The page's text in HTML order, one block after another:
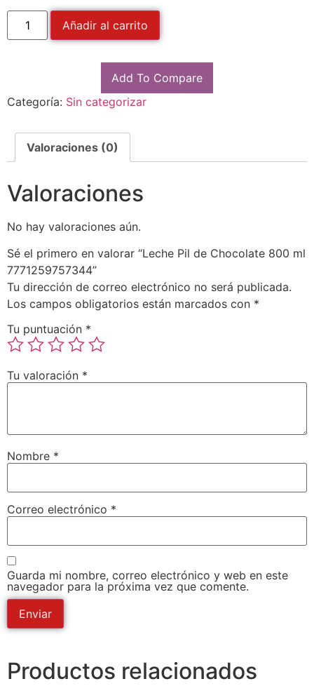
Añadir al carrito
Add To Compare
Categoría: Sin categorizar
Valoraciones (0)
Valoraciones
No hay valoraciones aún.
Sé el primero en valorar “Leche Pil de Chocolate 800 ml
7771259757344”
Tu dirección de correo electrónico no será publicada.
Los campos obligatorios están marcados con *
Tu puntuación *
Tu valoración *
Nombre *
Correo electrónico *
Guarda mi nombre, correo electrónico y web en este
navegador para la próxima vez que comente.
Productos relacionados